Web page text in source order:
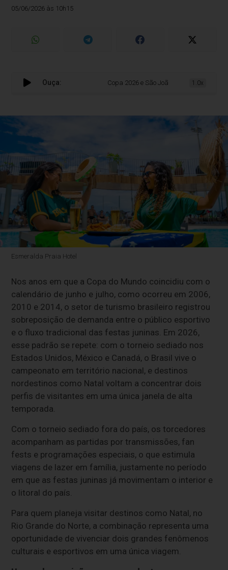
05/06/2026 às 10h15
Ouça: Copa 2026 e São João ampliam movimento
1.0x
Esmeralda Praia Hotel
Nos anos em que a Copa do Mundo coincidiu com o
calendário de junho e julho, como ocorreu em 2006,
2010 e 2014, o setor de turismo brasileiro registrou
sobreposição de demanda entre o público esportivo
e o fluxo tradicional das festas juninas. Em 2026,
esse padrão se repete: com o torneio sediado nos
Estados Unidos, México e Canadá, o Brasil vive o
campeonato em território nacional, e destinos
nordestinos como Natal voltam a concentrar dois
perfis de visitantes em uma única janela de alta
temporada.
Com o torneio sediado fora do país, os torcedores
acompanham as partidas por transmissões, fan
fests e programações especiais, o que estimula
viagens de lazer em família, justamente no período
em que as festas juninas já movimentam o interior e
o litoral do país.
Para quem planeja visitar destinos como Natal, no
Rio Grande do Norte, a combinação representa uma
oportunidade de vivenciar dois grandes fenômenos
culturais e esportivos em uma única viagem.